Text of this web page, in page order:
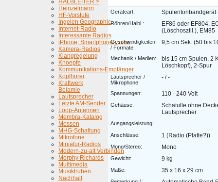
HALBLEITER >
Heinzelmann
HF-Vorstufe
Ingelen Geographic
Internet-Radio
Interessante Radios
iPhone, Smartphones, usw.
Kamera-Radios
Klangregelung
Knoepfe
Kommunikations-Empfänger
Kopfhörer
Kraftwerk
Belamie
Lautsprecher
Letzte AM-Sender
Loop-Antennen
Membra-Katalog
Messen
MHG-Schaltung
Mikrofone
Miniatur-Radios
Modern-zu-alt Verbinden
Morphy Richards
Multimedia
Musiktruhen
Nachhall
Geräteart: Spulentonbandgerät
Röhren/Halbl.:
EF86 oder EF804,
(Löschoszill.), EM85
Geschwindigkeiten
/ Formate:
9,5 cm Sek. (50 bis
Mechanik / Medien:
bis 15 cm Spulen, 2
Löschkopf), 2-Spur
Lautsprecher /
Mikrophone:
- / -
Spannungen: 110 - 240 Volt
Gehäuse:
Schatulle ohne
Lautsprecher
Ausgangsleistung: -
Anschlüsse: 1 (Radio (Platte?))
Mono/Stereo: Mono
Gewicht: 9 kg
Maße: 35 x 16 x 29 cm